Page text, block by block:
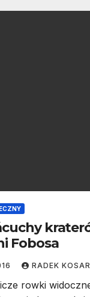
Fobosa
RADEK
rowki